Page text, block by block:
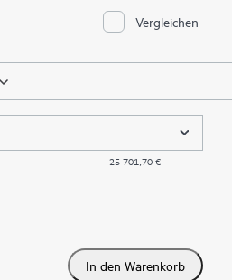
Vergleichen
25 701,70 €
In den Warenkorb